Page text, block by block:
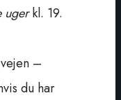
ugerkl. 19.
–
du har